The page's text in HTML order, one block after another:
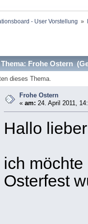
- User Vorstellung »
Thema: Frohe Ostern
dieses Thema.
Frohe Ostern
«am: 24. April 2011,
Hallo
ich
Osterfest